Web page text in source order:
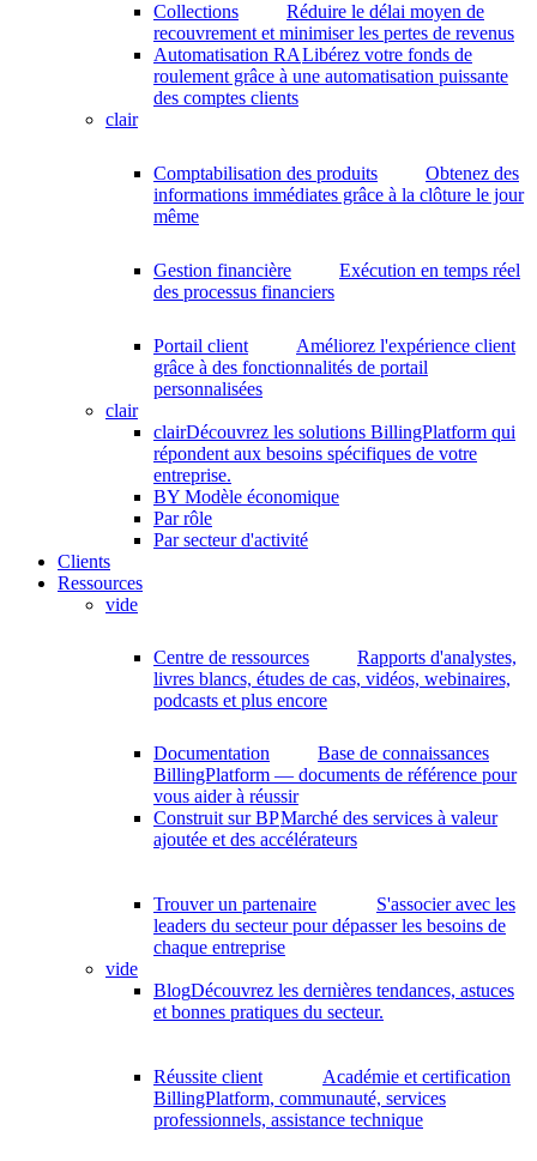
Collections
Réduire le délai moyen de
recouvrement et minimiser les pertes de revenus
Automatisation RALibérez votre fonds de
roulement grâce à une automatisation puissante
des comptes clients
clair
Comptabilisation des produits
Obtenez des
informations immédiates grâce à la clôture le jour
même
Gestion financière
Exécution en temps réel
des processus financiers
Portail client
Améliorez l'expérience client
grâce à des fonctionnalités de portail
personnalisées
clair
clairDécouvrez les solutions BillingPlatform qui
répondent aux besoins spécifiques de votre
entreprise.
BY Modèle économique
Par rôle
Par secteur d'activité
Clients
Ressources
vide
Centre de ressources
Rapports d'analystes,
livres blancs, études de cas, vidéos, webinaires,
podcasts et plus encore
Documentation
Base de connaissances
BillingPlatform — documents de référence pour
vous aider à réussir
Construit sur BPMarché des services à valeur
ajoutée et des accélérateurs
Trouver un partenaire
S'associer avec les
leaders du secteur pour dépasser les besoins de
chaque entreprise
vide
BlogDécouvrez les dernières tendances, astuces
et bonnes pratiques du secteur.
Réussite client
Académie et certification
BillingPlatform, communauté, services
professionnels, assistance technique